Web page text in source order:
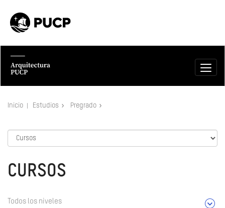
Inicio Estudios Pregrado
CURSOS
Todos los niveles